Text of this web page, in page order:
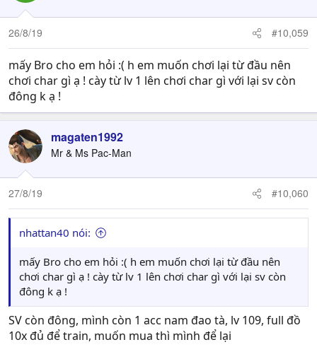
26/8/19 #10,059
mấy Bro cho em hỏi :( h em muốn chơi lại từ đầu nên
chơi char gì ạ ! cày từ lv 1 lên chơi char gì với lại sv còn
đông k ạ !
magaten1992
Mr & Ms Pac-Man
27/8/19 #10,060
nhattan40 nói:
mấy Bro cho em hỏi :( h em muốn chơi lại từ đầu nên
chơi char gì ạ ! cày từ lv 1 lên chơi char gì với lại sv còn
đông k ạ !
SV còn đông, mình còn 1 acc nam đao tà, lv 109, full đồ
10x đủ để train, muốn mua thì mình để lại